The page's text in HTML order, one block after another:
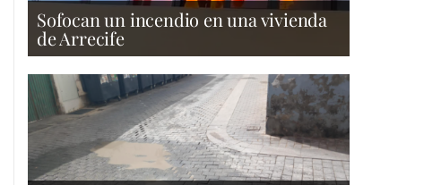
Sofocan un incendio en una vivienda
de Arrecife